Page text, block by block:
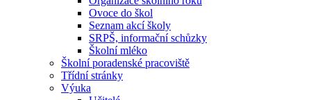
Ovoce do škol
Seznam akcí školy
SRPŠ, informační schůzky
Školní mléko
Školní poradenské pracoviště
Třídní stránky
Výuka